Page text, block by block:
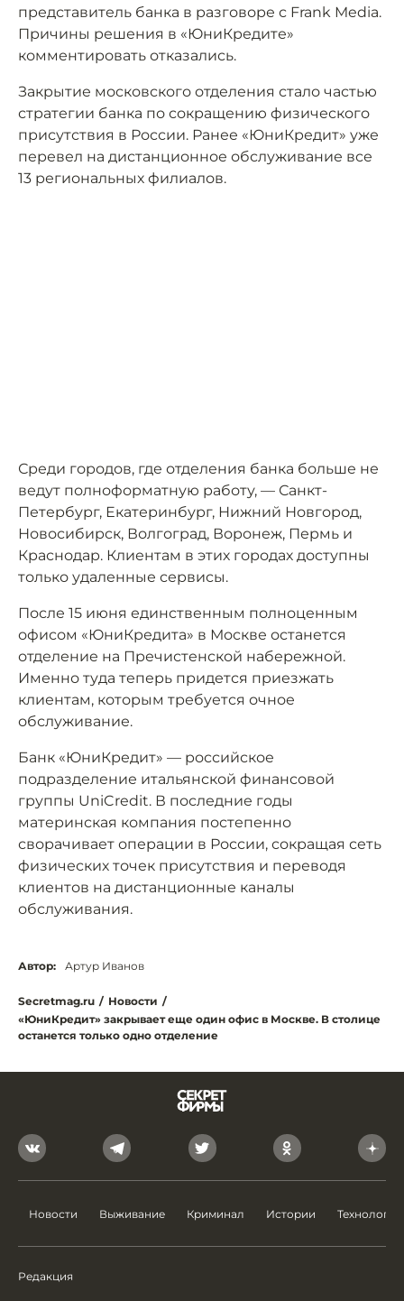
представитель банка в разговоре с Frank Media.
Причины решения в «ЮниКредите»
комментировать отказались.
Закрытие московского отделения стало частью
стратегии банка по сокращению физического
присутствия в России. Ранее «ЮниКредит» уже
перевел на дистанционное обслуживание все
13 региональных филиалов.
Среди городов, где отделения банка больше не
ведут полноформатную работу, — Санкт-
Петербург, Екатеринбург, Нижний Новгород,
Новосибирск, Волгоград, Воронеж, Пермь и
Краснодар. Клиентам в этих городах доступны
только удаленные сервисы.
После 15 июня единственным полноценным
офисом «ЮниКредита» в Москве останется
отделение на Пречистенской набережной.
Именно туда теперь придется приезжать
клиентам, которым требуется очное
обслуживание.
Банк «ЮниКредит» — российское
подразделение итальянской финансовой
группы UniCredit. В последние годы
материнская компания постепенно
сворачивает операции в России, сокращая сеть
физических точек присутствия и переводя
клиентов на дистанционные каналы
обслуживания.
Автор: Артур Иванов
Secretmag.ru / Новости /
«ЮниКредит» закрывает еще один офис в Москве. В столице
останется только одно отделение
Новости Выживание Криминал Истории Технологии
Редакция